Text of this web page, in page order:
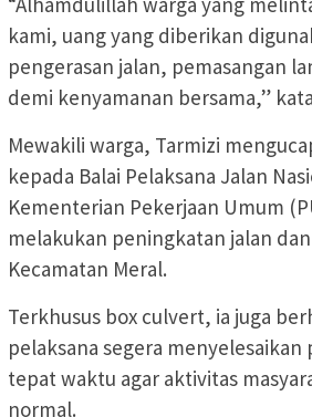
kami, uang yang diberikan
pengerasan jalan, pemasangan
demi kenyamanan bersama,”
Mewakili warga, Tarmizi
kepada Balai Pelaksana Jalan
Kementerian Pekerjaan Umum
melakukan peningkatan jalan
Kecamatan Meral.
Terkhusus box culvert, ia juga
pelaksana segera menyelesaikan
tepat waktu agar aktivitas
normal.